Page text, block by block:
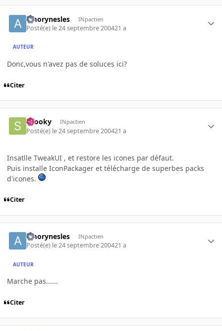
amorynesles INpactien
Posté(e) le 24 septembre 200421 a
AUTEUR
Donc,vous n'avez pas de soluces ici?
Citer
snooky INpactien
Posté(e) le 24 septembre 200421 a
Insatlle TweakUI , et restore les icones par défaut.
Puis installe IconPackager et télécharge de superbes packs
d'icones.
Citer
amorynesles INpactien
Posté(e) le 24 septembre 200421 a
AUTEUR
Marche pas......
Citer